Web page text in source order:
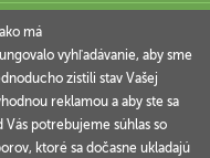
má
vyhľadávanie, aby sme
zistili stav Vašej
reklamou a aby ste sa
potrebujeme súhlas so
ktoré sa dočasne ukladajú